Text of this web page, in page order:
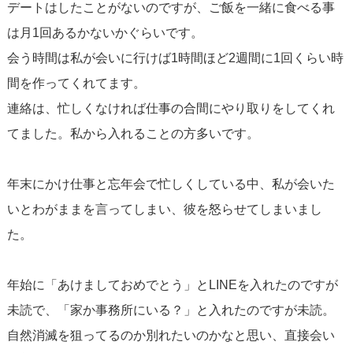
デートはしたことがないのですが、ご飯を一緒に食べる事
は月1回あるかないかぐらいです。
会う時間は私が会いに行けば1時間ほど2週間に1回くらい時
間を作ってくれてます。
連絡は、忙しくなければ仕事の合間にやり取りをしてくれ
てました。私から入れることの方多いです。
年末にかけ仕事と忘年会で忙しくしている中、私が会いた
いとわがままを言ってしまい、彼を怒らせてしまいまし
た。
年始に「あけましておめでとう」とLINEを入れたのですが
未読で、「家か事務所にいる？」と入れたのですが未読。
自然消滅を狙ってるのか別れたいのかなと思い、直接会い